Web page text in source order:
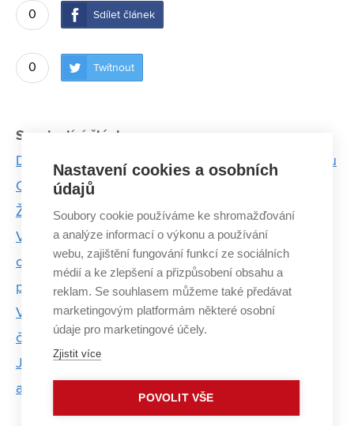
0 Sdílet článek
0 Twítnout
Související články:
Designéři nabírali zkušenosti v tchajwanském studiu
CRE8, jednom z nejlepších na světě
Ženy z VUT, které hýbou světem vědy a techniky
Vědci z VUT významně pomohli s výrobou
ochranných pomůcek a nyní pracují na nových
projektech
Výstava Loučení je intimní zpovědí o odchodu
člověka
Je to dobrý pocit, sednout si na vlastní lavičku, říká
autor šlapanického mobiliáře
Nastavení cookies a osobních
údajů
Soubory cookie používáme ke shromažďování
a analýze informací o výkonu a používání
webu, zajištění fungování funkcí ze sociálních
médií a ke zlepšení a přizpůsobení obsahu a
reklam. Se souhlasem můžeme také předávat
marketingovým platformám některé osobní
údaje pro marketingové účely.
Zjistit více
POVOLIT VŠE